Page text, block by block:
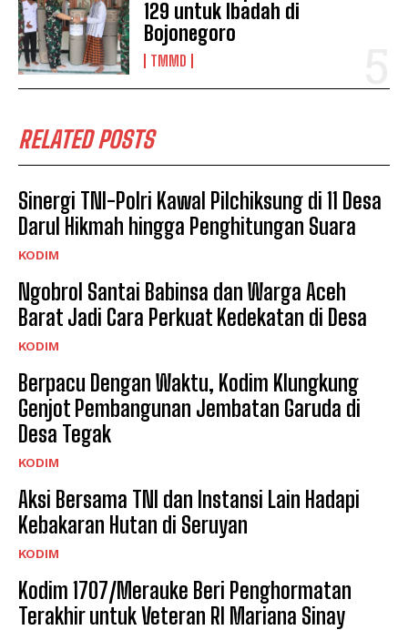
129 untuk Ibadah di
Bojonegoro
TMMD
RELATED POSTS
Sinergi TNI-Polri Kawal Pilchiksung di 11 Desa
Darul Hikmah hingga Penghitungan Suara
KODIM
Ngobrol Santai Babinsa dan Warga Aceh
Barat Jadi Cara Perkuat Kedekatan di Desa
KODIM
Berpacu Dengan Waktu, Kodim Klungkung
Genjot Pembangunan Jembatan Garuda di
Desa Tegak
KODIM
Aksi Bersama TNI dan Instansi Lain Hadapi
Kebakaran Hutan di Seruyan
KODIM
Kodim 1707/Merauke Beri Penghormatan
Terakhir untuk Veteran RI Mariana Sinay